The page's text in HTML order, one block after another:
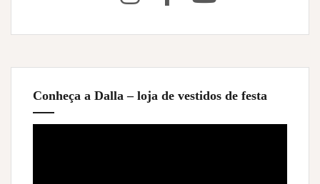
Conheça a Dalla – loja de vestidos de festa